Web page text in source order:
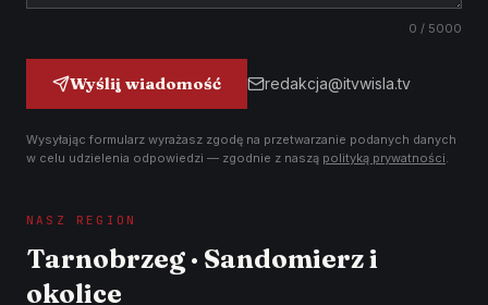
0 / 5000
Wyślij wiadomość redakcja@itvwisla.tv
Wysyłając formularz wyrażasz zgodę na przetwarzanie podanych danych
w celu udzielenia odpowiedzi — zgodnie z naszą polityką prywatności.
NASZ REGION
Tarnobrzeg · Sandomierz i
okolice